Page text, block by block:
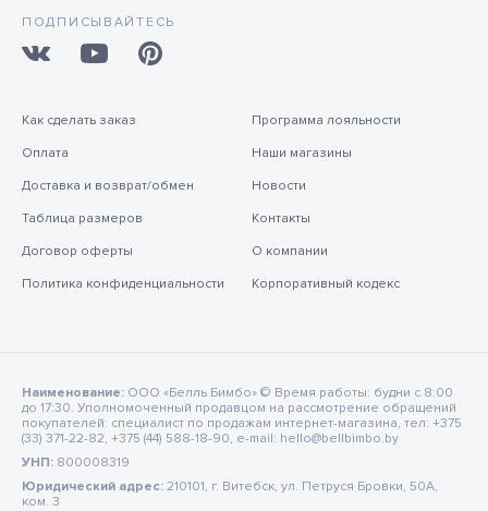
ПОДПИСЫВАЙТЕСЬ
Как сделать заказ
Оплата
Доставка и возврат/обмен
Таблица размеров
Договор оферты
Политика конфиденциальности
Программа лояльности
Наши магазины
Новости
Контакты
О компании
Корпоративный кодекс
Наименование: ООО «Белль Бимбо» © Время работы: будни с 8:00
до 17:30. Уполномоченный продавцом на рассмотрение обращений
покупателей: специалист по продажам интернет-магазина, тел: +375
(33) 371-22-82, +375 (44) 588-18-90, e-mail: hello@bellbimbo.by
УНП: 800008319
Юридический адрес: 210101, г. Витебск, ул. Петруся Бровки, 50А,
ком. 3